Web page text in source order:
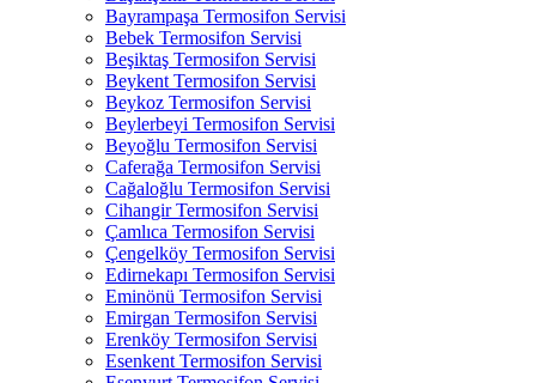
Bayrampaşa Termosifon Servisi
Bebek Termosifon Servisi
Beşiktaş Termosifon Servisi
Beykent Termosifon Servisi
Beykoz Termosifon Servisi
Beylerbeyi Termosifon Servisi
Beyoğlu Termosifon Servisi
Caferağa Termosifon Servisi
Cağaloğlu Termosifon Servisi
Cihangir Termosifon Servisi
Çamlıca Termosifon Servisi
Çengelköy Termosifon Servisi
Edirnekapı Termosifon Servisi
Eminönü Termosifon Servisi
Emirgan Termosifon Servisi
Erenköy Termosifon Servisi
Esenkent Termosifon Servisi